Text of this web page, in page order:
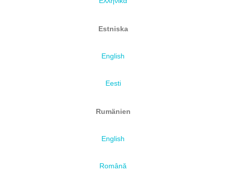
Estniska
English
Eesti
Rumänien
English
Română